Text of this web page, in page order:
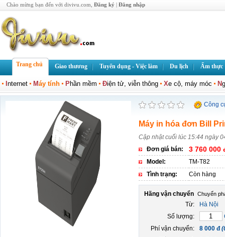
Chào mừng bạn đến với divivu.com, Đăng ký | Đăng nhập
Trang chủ Giao thương Tuyển dụng - Việc làm Du lịch Ẩm thực
nternet Máy tính Phần mềm Điện tử, viễn thông Xe cộ, máy móc N
Công
Máy in hóa đơn Bill
Cập nhật cuối lúc 15:44 ngày
Đơn giá bán:
3 760 000
Model:
TM-T82
Tình trạng:
Còn hàng
Hãng vận chuyển
Từ:
Hà Nội
Số lượng:
Phí vận chuyển:
8 000 đ